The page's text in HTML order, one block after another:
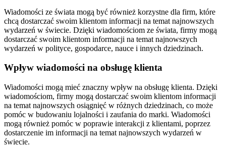
Wiadomości ze świata mogą być również korzystne dla firm, które
chcą dostarczać swoim klientom informacji na temat najnowszych
wydarzeń w świecie. Dzięki wiadomościom ze świata, firmy mogą
dostarczać swoim klientom informacji na temat najnowszych
wydarzeń w polityce, gospodarce, nauce i innych dziedzinach.
Wpływ wiadomości na obsługę klienta
Wiadomości mogą mieć znaczny wpływ na obsługę klienta. Dzięki
wiadomościom, firmy mogą dostarczać swoim klientom informacji
na temat najnowszych osiągnięć w różnych dziedzinach, co może
pomóc w budowaniu lojalności i zaufania do marki. Wiadomości
mogą również pomóc w poprawie interakcji z klientami, poprzez
dostarczenie im informacji na temat najnowszych wydarzeń w
świecie.